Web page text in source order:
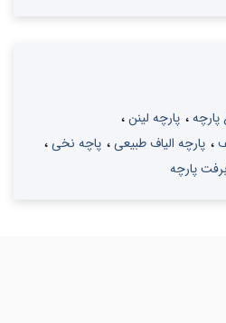
پارچه
پارچه لینن
پارچه الیاف طبیعی
پاچه نخی
پارچه